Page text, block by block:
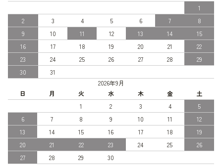
1
2
3 4 5 6 7
8
9
10 11 12 13 14
15
16
17 18 19 20 21
22
23
24 25 26 27 28
29
30
31
2026年9月
日
月 火 水 木 金
土
1
2 3 4
5
6
7 8 9 10 11
12
13
14 15 16 17 18
19
20
21 22 23 24 25
26
27
28 29 30